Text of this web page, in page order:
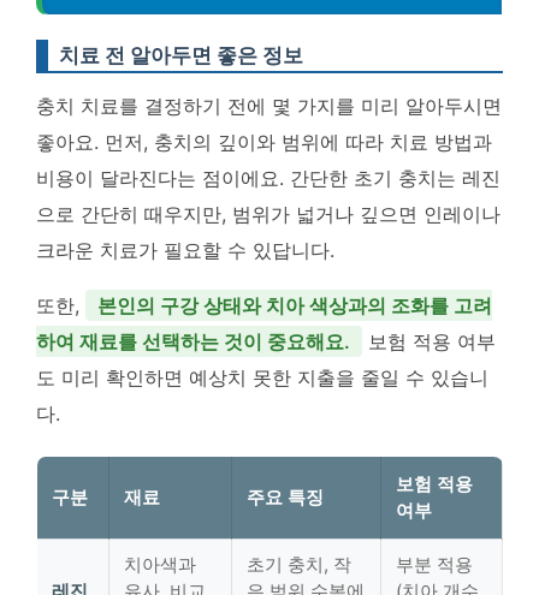
치료 전 알아두면 좋은 정보
충치 치료를 결정하기 전에 몇 가지를 미리 알아두시면
좋아요. 먼저, 충치의 깊이와 범위에 따라 치료 방법과
비용이 달라진다는 점이에요. 간단한 초기 충치는 레진
으로 간단히 때우지만, 범위가 넓거나 깊으면 인레이나
크라운 치료가 필요할 수 있답니다.
또한,
본인의 구강 상태와 치아 색상과의 조화를 고려
하여 재료를 선택하는 것이 중요해요.
보험 적용 여부
도 미리 확인하면 예상치 못한 지출을 줄일 수 있습니
다.
구분 재료 주요 특징
보험 적용
여부
치아색과
초기 충치, 작
부분 적용